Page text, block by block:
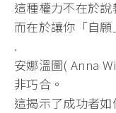
這種權力不在於說
而在於讓你「自願
.
安娜溫圖( Anna
非巧合。
這揭示了成功者